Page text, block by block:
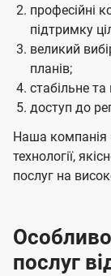
професійні
підтримку
великий
планів;
стабільне
доступ до
Наша компанія
технології,
послуг на
послуг